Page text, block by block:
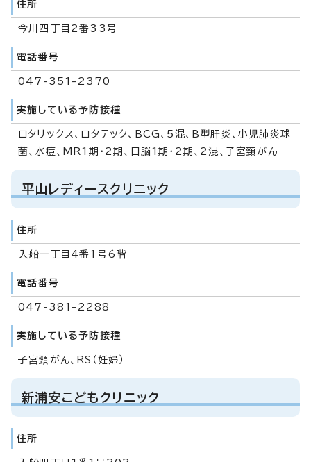
住所
今川四丁目2番33号
電話番号
047-351-2370
実施している予防接種
ロタリックス、ロタテック、BCG、5混、B型肝炎、小児肺炎球
菌、水痘、MR1期・2期、日脳1期・2期、2混、子宮頸がん
平山レディースクリニック
住所
入船一丁目4番1号6階
電話番号
047-381-2288
実施している予防接種
子宮頸がん、RS（妊婦）
新浦安こどもクリニック
住所